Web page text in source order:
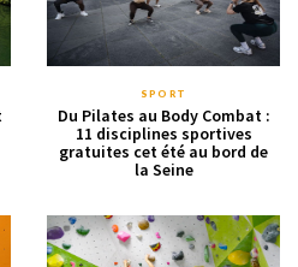
SPORT
Du Pilates au Body Combat :
11 disciplines sportives
gratuites cet été au bord de
la Seine